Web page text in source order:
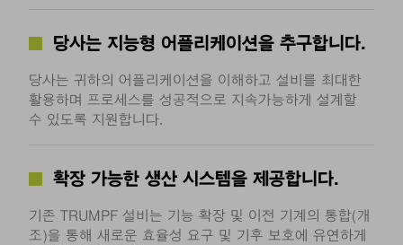
당사는 지능형 어플리케이션을 추구합니다.
당사는 귀하의 어플리케이션을 이해하고 설비를 최대한
활용하며 프로세스를 성공적으로 지속가능하게 설계할
수 있도록 지원합니다.
확장 가능한 생산 시스템을 제공합니다.
기존 TRUMPF 설비는 기능 확장 및 이전 기계의 통합(개
조)을 통해 새로운 효율성 요구 및 기후 보호에 유연하게